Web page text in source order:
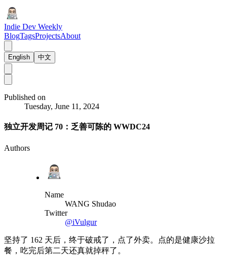
Indie Dev Weekly
BlogTagsProjectsAbout
English 中文
Published on
Tuesday, June 11, 2024
独立开发周记 70：乏善可陈的 WWDC24
Authors
Name
WANG Shudao
Twitter
@iVulgur
坚持了 162 天后，终于破戒了，点了外卖。点的是健康沙拉
餐，吃完后第二天还真就掉秤了。